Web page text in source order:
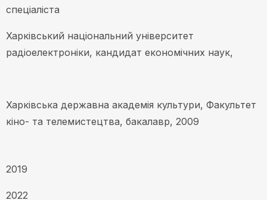
спеціаліста
Харківський національний університет
радіоелектроніки, кандидат економічних наук,
Харківська державна академія культури, Факультет
кіно- та телемистецтва, бакалавр, 2009
2019
2022